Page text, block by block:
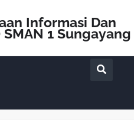
Informasi Dan
1 Sungayang